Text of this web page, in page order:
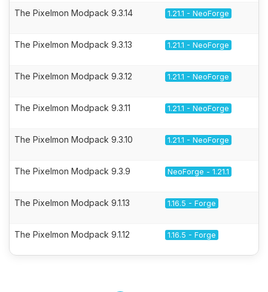
The Pixelmon Modpack 9.3.14 1.21.1 - NeoForge
The Pixelmon Modpack 9.3.13 1.21.1 - NeoForge
The Pixelmon Modpack 9.3.12 1.21.1 - NeoForge
The Pixelmon Modpack 9.3.11 1.21.1 - NeoForge
The Pixelmon Modpack 9.3.10 1.21.1 - NeoForge
The Pixelmon Modpack 9.3.9 NeoForge - 1.21.1
The Pixelmon Modpack 9.1.13 1.16.5 - Forge
The Pixelmon Modpack 9.1.12 1.16.5 - Forge